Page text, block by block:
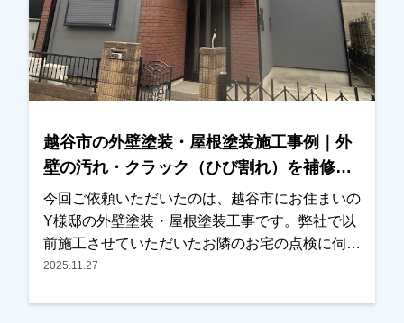
職人が担当して施工させていただくことになりま
した。外壁の色決めについては、カラーシミュレ
ーションをいくつかご確認いただき、最終的にお
住まいの雰囲気に合う色をお選びいただきまし
た。施工後は「とても綺麗に仕上がりました」と
たちも大変嬉しく思っております。この度は大切
なお住まいの外壁塗装工事をお任せいただき、誠
にありがとうございました。
越谷市の外壁塗装・屋根塗装施工事例｜外
壁の汚れ・クラック（ひび割れ）を補修
【Y様邸】
今回ご依頼いただいたのは、越谷市にお住まいの
Y様邸の外壁塗装・屋根塗装工事です。弊社で以
前施工させていただいたお隣のお宅の点検に伺っ
た際、Y様邸の屋根の状態が気になったため、お
2025.11.27